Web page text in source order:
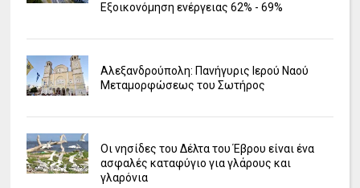
Εξοικονόμηση ενέργειας 62% - 69%
Αλεξανδρούπολη: Πανήγυρις Ιερού Ναού
Μεταμορφώσεως του Σωτήρος
Οι νησίδες του Δέλτα του Έβρου είναι ένα
ασφαλές καταφύγιο για γλάρους και
γλαρόνια